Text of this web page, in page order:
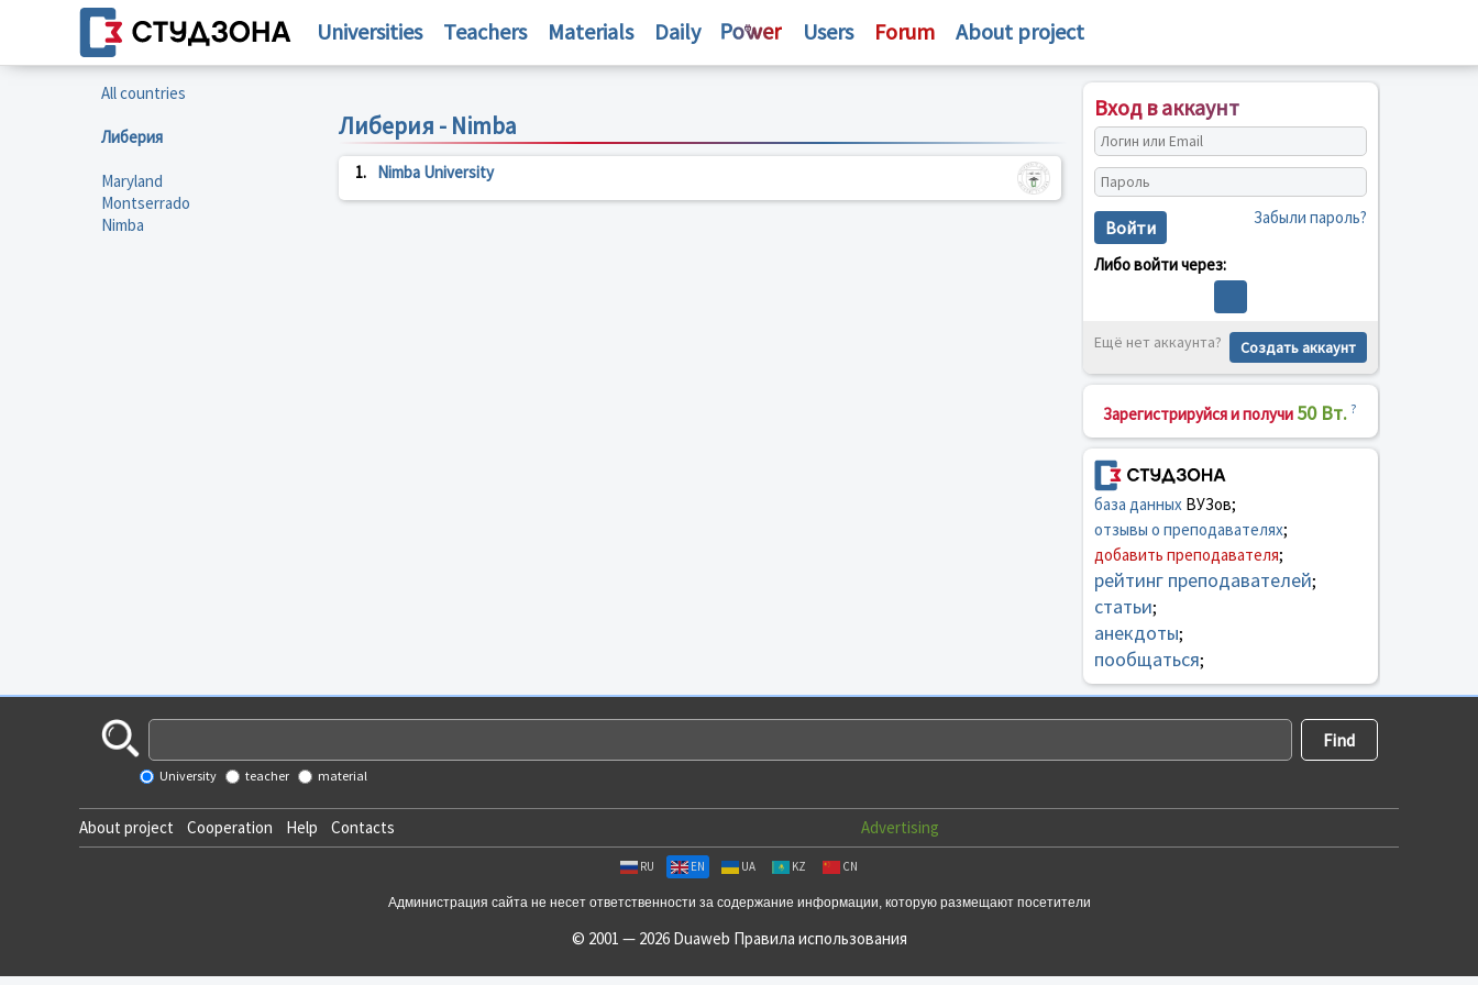
Universities Teachers Materials Daily Users Forum About project
All countries
Либерия
Maryland
Montserrado
Nimba
Либерия - Nimba
1. Nimba University
Вход в аккаунт
Войти Забыли пароль?
Либо войти через:
Ещё нет аккаунта? Создать аккаунт
Зарегистрируйся и получи 50 Вт. ?
база данныхВУЗов;
отзывы о преподавателях;
добавить преподавателя;
рейтинг преподавателей;
статьи;
анекдоты;
пообщаться;
University teacher material
About project Cooperation Help Contacts Advertising
RU EN UA KZ CN
Администрация сайта не несет ответственности за содержание информации, которую размещают посетители
© 2001 — 2026 Duaweb Правила использования